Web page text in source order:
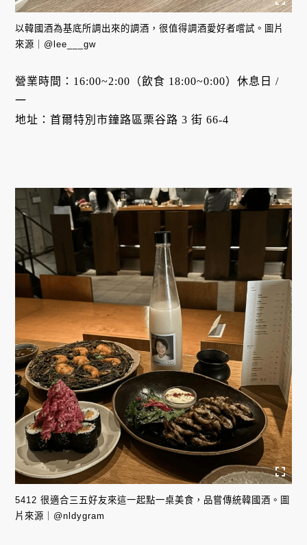
以韓國酒為基底所調出來的調酒，很值得調酒愛好者嚐試。圖片
來源｜@lee___gw
營業時間：16:00~2:00（飲食 18:00~0:00）休息日 /
一
地址：首爾特別市鐘路區栗谷路 3 街 66-4
5412 很適合三五好友來這一起點一桌美食，品嘗傳統韓國酒。圖
片來源｜@nldygram